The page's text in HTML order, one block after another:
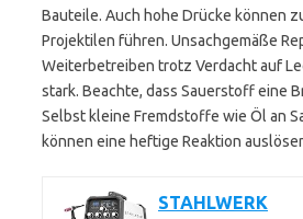
Bauteile. Auch hohe Drücke können
Projektilen führen. Unsachgemäße
Weiterbetreiben trotz Verdacht auf
stark. Beachte, dass Sauerstoff eine
Selbst kleine Fremdstoffe wie Öl an
können eine heftige Reaktion
STAHLWERK